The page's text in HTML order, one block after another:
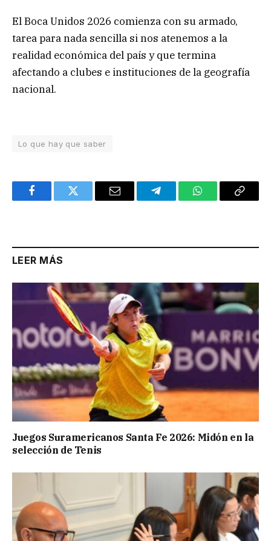
El Boca Unidos 2026 comienza con su armado,
tarea para nada sencilla si nos atenemos a la
realidad económica del país y que termina
afectando a clubes e instituciones de la geografía
nacional.
Lo que hay que saber
FacebookTwitter Email TelegramWhatsAppCopy
LEER MÁS
Juegos Suramericanos Santa Fe 2026: Midón en la
selección de Tenis